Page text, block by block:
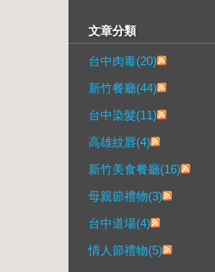
文章分類
台中肉毒(20)
新竹餐廳(44)
台中染髮(11)
高雄紋唇(4)
新竹美食餐廳(16)
母親節禮物(3)
台中道場(4)
情人節禮物(5)